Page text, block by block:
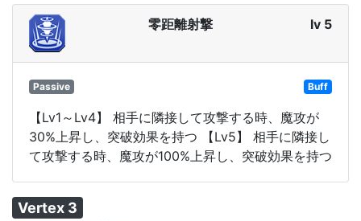
零距離射撃 lv 5
Passive Buff
【Lv1～Lv4】 相手に隣接して攻撃する時、魔攻が
30%上昇し、突破効果を持つ 【Lv5】 相手に隣接し
て攻撃する時、魔攻が100%上昇し、突破効果を持つ
Vertex 3